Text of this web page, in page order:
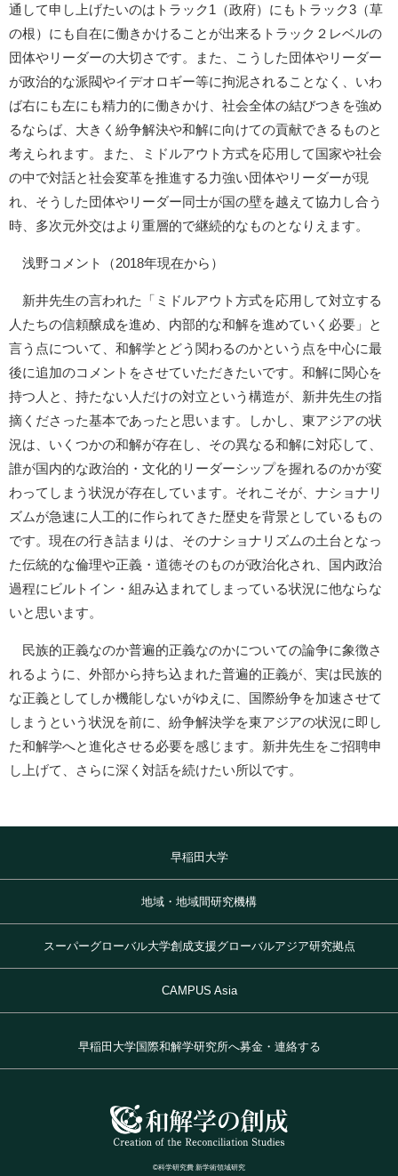
通して申し上げたいのはトラック1（政府）にもトラック3（草
の根）にも自在に働きかけることが出来るトラック２レベルの
団体やリーダーの大切さです。また、こうした団体やリーダー
が政治的な派閥やイデオロギー等に拘泥されることなく、いわ
ば右にも左にも精力的に働きかけ、社会全体の結びつきを強め
るならば、大きく紛争解決や和解に向けての貢献できるものと
考えられます。また、ミドルアウト方式を応用して国家や社会
の中で対話と社会変革を推進する力強い団体やリーダーが現
れ、そうした団体やリーダー同士が国の壁を越えて協力し合う
時、多次元外交はより重層的で継続的なものとなりえます。
浅野コメント（2018年現在から）
新井先生の言われた「ミドルアウト方式を応用して対立する
人たちの信頼醸成を進め、内部的な和解を進めていく必要」と
言う点について、和解学とどう関わるのかという点を中心に最
後に追加のコメントをさせていただきたいです。和解に関心を
持つ人と、持たない人だけの対立という構造が、新井先生の指
摘くださった基本であったと思います。しかし、東アジアの状
況は、いくつかの和解が存在し、その異なる和解に対応して、
誰が国内的な政治的・文化的リーダーシップを握れるのかが変
わってしまう状況が存在しています。それこそが、ナショナリ
ズムが急速に人工的に作られてきた歴史を背景としているもの
です。現在の行き詰まりは、そのナショナリズムの土台となっ
た伝統的な倫理や正義・道徳そのものが政治化され、国内政治
過程にビルトイン・組み込まれてしまっている状況に他ならな
いと思います。
民族的正義なのか普遍的正義なのかについての論争に象徴さ
れるように、外部から持ち込まれた普遍的正義が、実は民族的
な正義としてしか機能しないがゆえに、国際紛争を加速させて
しまうという状況を前に、紛争解決学を東アジアの状況に即し
た和解学へと進化させる必要を感じます。新井先生をご招聘申
し上げて、さらに深く対話を続けたい所以です。
早稲田大学
地域・地域間研究機構
スーパーグローバル大学創成支援グローバルアジア研究拠点
CAMPUS Asia
早稲田大学国際和解学研究所へ募金・連絡する
©科学研究費 新学術領域研究